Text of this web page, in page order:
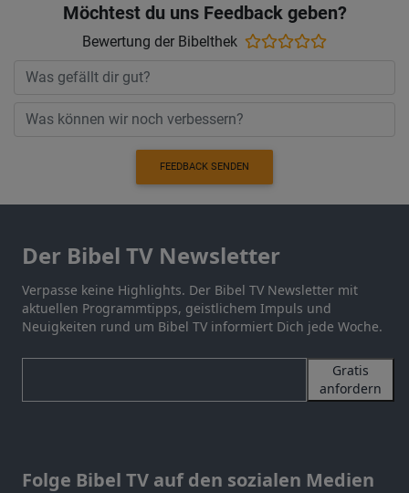
Möchtest du uns Feedback geben?
Bewertung der Bibelthek
FEEDBACK SENDEN
Der Bibel TV Newsletter
Verpasse keine Highlights. Der Bibel TV Newsletter mit
aktuellen Programmtipps, geistlichem Impuls und
Neuigkeiten rund um Bibel TV informiert Dich jede Woche.
Gratis
anfordern
Folge Bibel TV auf den sozialen Medien